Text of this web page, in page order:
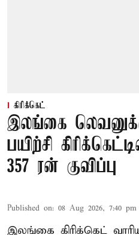
கிரிக்கெட்
இலங்கை
பயிற்சி
357 ரன் குவிப்பு
Published on: 08 Aug 2026, 7:40 pm
இலங்கை கிரிக்கெட்